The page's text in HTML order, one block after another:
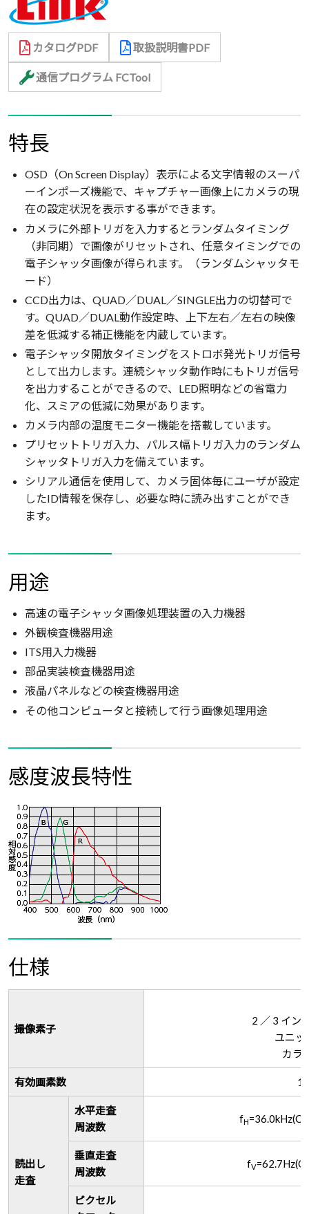
カタログPDF 取扱説明書PDF
通信プログラム FCTool
特長
OSD（On Screen Display）表示による文字情報のスーパ
ーインポーズ機能で、キャプチャー画像上にカメラの現
在の設定状況を表示する事ができます。
カメラに外部トリガを入力するとランダムタイミング
（非同期）で画像がリセットされ、任意タイミングでの
電子シャッタ画像が得られます。（ランダムシャッタモ
ード）
CCD出力は、QUAD／DUAL／SINGLE出力の切替可で
す。QUAD／DUAL動作設定時、上下左右／左右の映像
差を低減する補正機能を内蔵しています。
電子シャッタ開放タイミングをストロボ発光トリガ信号
として出力します。連続シャッタ動作時にもトリガ信号
を出力することができるので、LED照明などの省電力
化、スミアの低減に効果があります。
カメラ内部の温度モニター機能を搭載しています。
プリセットトリガ入力、パルス幅トリガ入力のランダム
シャッタトリガ入力を備えています。
シリアル通信を使用して、カメラ固体毎にユーザが設定
したID情報を保存し、必要な時に読み出すことができ
ます。
用途
高速の電子シャッタ画像処理装置の入力機器
外観検査機器用途
ITS用入力機器
部品実装検査機器用途
液晶パネルなどの検査機器用途
その他コンピュータと接続して行う画像処理用途
感度波長特性
仕様
撮像素子
2 ／ 3 イン
ユニ
カラ
有効画素数
読出し
走査
水平走査
周波数
fH
垂直走査
周波数
fV
ピクセル